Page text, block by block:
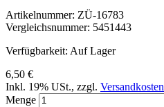
Artikelnummer: ZÜ-16783
Vergleichsnummer: 5451443
Verfügbarkeit: Auf Lager
6,50 €
Inkl. 19% USt., zzgl. Versandkosten
Menge